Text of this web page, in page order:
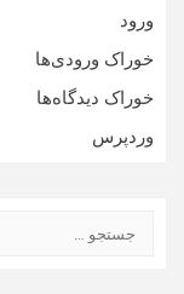
ورود
خوراک ورودی‌ها
خوراک دیدگاه‌ها
وردپرس